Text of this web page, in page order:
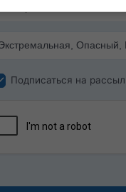
Подписаться на